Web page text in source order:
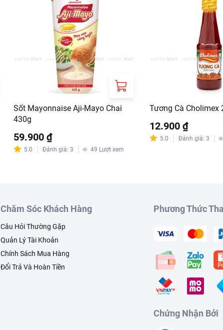
Sốt Mayonnaise Aji-Mayo Chai
430g
59.900 ₫
5.0 Đánh giá: 3 49 Lượt xem
Tương Cà Cholimex
12.900 ₫
5.0 Đánh giá: 3
Chăm Sóc Khách Hàng
Câu Hỏi Thường Gặp
Quản Lý Tài Khoản
Chính Sách Mua Hàng
Đổi Trả Và Hoàn Tiền
Phương Thức
Chứng Nhận Bởi